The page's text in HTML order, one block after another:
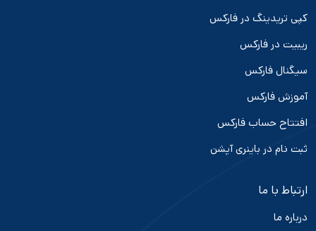
کپی تریدینگ در فارکس
ریبیت در فارکس
سیگنال فارکس
آموزش فارکس
افتتاح حساب فارکس
ثبت نام در باینری آپشن
ارتباط با ما
درباره ما